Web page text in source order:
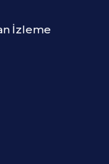
İzleme